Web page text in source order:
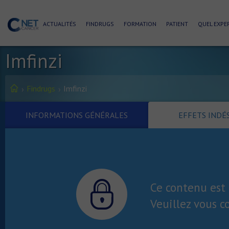
ACTUALITÉS FINDRUGS FORMATION PATIENT QUEL
Imfinzi
Findrugs Imfinzi
INFORMATIONS GÉNÉRALES EFFETS
Ce contenu
Veuillez vous